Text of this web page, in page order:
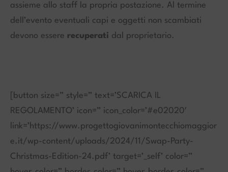
assieme allo staff la propria postazione. Al termine
dell’evento eventuali capi e oggetti non scambiati
devono essere recuperati dal proprietario.
[button size=” style=” text=’SCARICA IL
REGOLAMENTO’ icon=” icon_color=’#e02020′
link=’https://www.progettogiovanimontecchiomaggior
e.it/wp-content/uploads/2024/11/Swap-Party-
Christmas-Edition-24.pdf’ target=’_self’ color=”